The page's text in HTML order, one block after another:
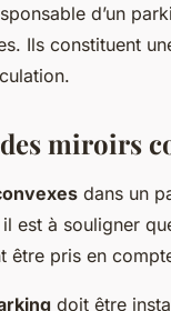
d’un
Ils constituent
miroirs
dans un
est à souligner
être pris en
doit être